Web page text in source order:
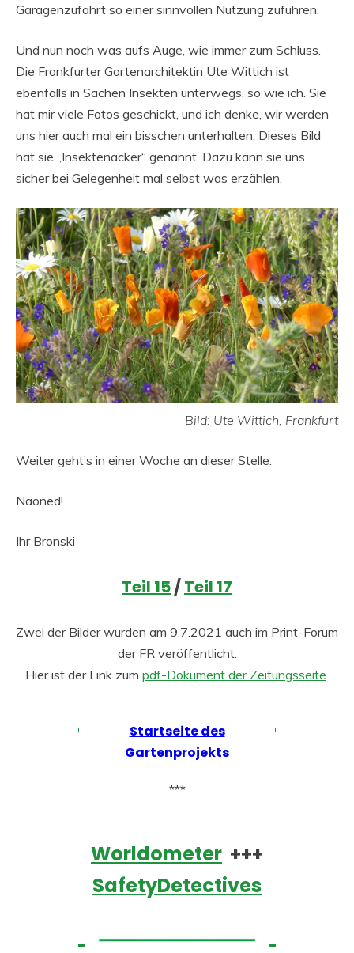
Garagenzufahrt so einer sinnvollen Nutzung zuführen.
Und nun noch was aufs Auge, wie immer zum Schluss.
Die Frankfurter Gartenarchitektin Ute Wittich ist
ebenfalls in Sachen Insekten unterwegs, so wie ich. Sie
hat mir viele Fotos geschickt, und ich denke, wir werden
uns hier auch mal ein bisschen unterhalten. Dieses Bild
hat sie „Insektenacker“ genannt. Dazu kann sie uns
sicher bei Gelegenheit mal selbst was erzählen.
Bild: Ute Wittich, Frankfurt
Weiter geht’s in einer Woche an dieser Stelle.
Naoned!
Ihr Bronski
Teil 15/Teil 17
Zwei der Bilder wurden am 9.7.2021 auch im Print-Forum
der FR veröffentlicht.
Hier ist der Link zum pdf-Dokument der Zeitungsseite
Startseite des
Gartenprojekts
***
Worldometer +++
SafetyDetectives